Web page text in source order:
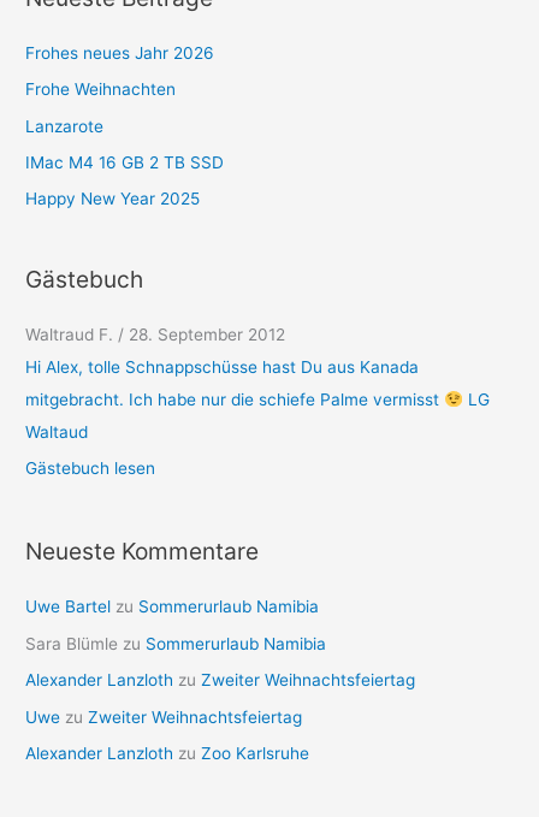
o
n
Frohes neues Jahr 2026
Frohe Weihnachten
Lanzarote
IMac M4 16 GB 2 TB SSD
Happy New Year 2025
Gästebuch
Waltraud F. / 28. September 2012
Hi Alex, tolle Schnappschüsse hast Du aus Kanada
mitgebracht. Ich habe nur die schiefe Palme vermisst
LG
Waltaud
Karl-Heinz Boeck/1. Mai 2012
Hall Alex ich Finde deine seit immer schöner du tun dich über
refen mach so weiber viel Glöck wünsch ich Dir. Grüße Karl-
Heinz
Gästebuch lesen
Neueste Kommentare
Uwe Bartel zu Sommerurlaub Namibia
Sara Blümle zu Sommerurlaub Namibia
Alexander Lanzloth zuZweiter Weihnachtsfeiertag
Uwe zuZweiter Weihnachtsfeiertag
Alexander Lanzloth zuZoo Karlsruhe